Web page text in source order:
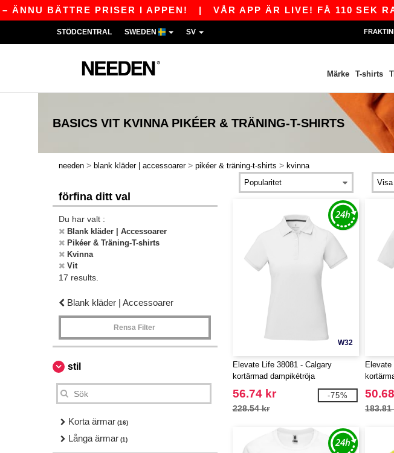
BÄTTRE PRISER I APPEN!| VÅR APP ÄR LIVE! FÅ 110 SEK
STÖDCENTRAL SWEDEN SV
Märke T-shirts
BASICS VIT KVINNA PIKÉER & TRÄNING-T-SHIRTS
needen > blank kläder | accessoarer > pikéer & träning-t-shirts > kvinna
förfina ditt val
Du har valt :
Blank kläder | Accessoarer
Pikéer & Träning-T-shirts
Kvinna
Vit
17 results.
Blank kläder | Accessoarer
Rensa Filter
stil
Korta ärmar (16)
Långa ärmar (1)
W32
Elevate Life 38081 - Calgary
kortärmad dampikétröja
56.74 kr
228.54 kr
-75%
snygg
183.81